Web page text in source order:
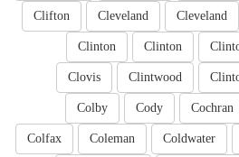
Cleveland
Cleveland
Clifton
Clinton
Clinton
Clintwood
Clovis
Cochran
Cody
Colby
Coldwater
Coleman
Colfax